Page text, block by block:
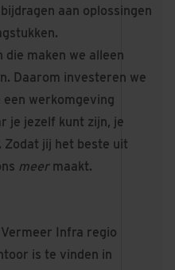
aan oplossingen
die maken we alleen
Daarom investeren we
werkomgeving
je jezelf kunt zijn, je
jij het beste uit
meermaakt.
Infra regio
is te vinden in